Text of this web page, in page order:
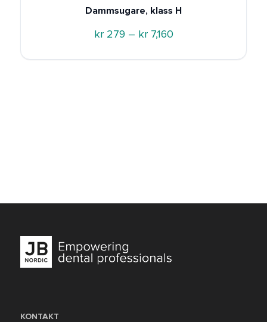
Dammsugare, klass H
kr279 – kr7,160Prisintervall:
till
KONTAKT